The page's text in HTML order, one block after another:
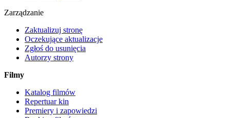
Zarządzanie
Zaktualizuj stronę
Oczekujące aktualizacje
Zgłoś do usunięcia
Autorzy strony
Filmy
Katalog filmów
Repertuar kin
Premiery i zapowiedzi